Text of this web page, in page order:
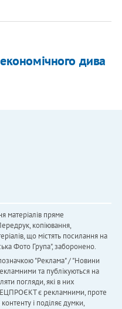
дива
матеріалів пряме
копіювання,
що містять посилання на
Фото Група", заборонено.
"Реклама" / "Новини
та публікуються на
погляди, які в них
є рекламними, проте
і поділяє думки,